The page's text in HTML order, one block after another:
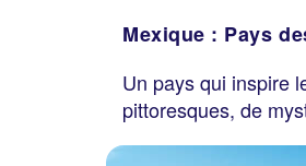
Mexique : Pays
Un pays qui inspire
pittoresques, de